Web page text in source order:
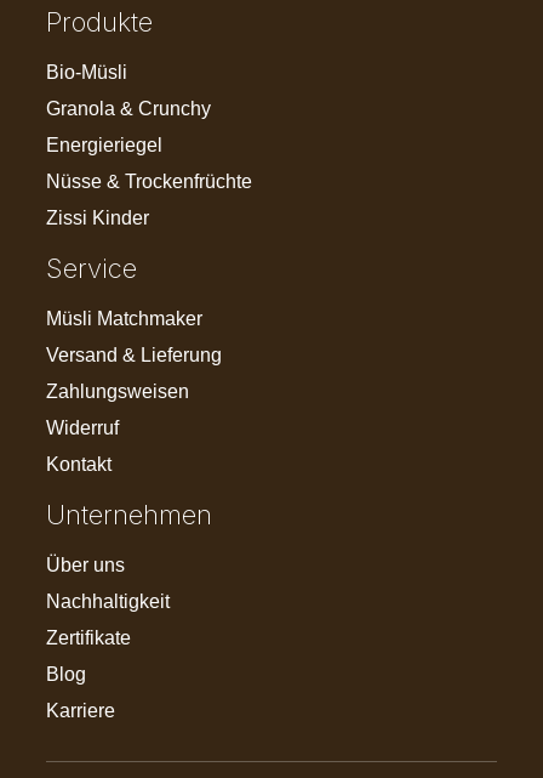
Produkte
Bio-Müsli
Granola & Crunchy
Energieriegel
Nüsse & Trockenfrüchte
Zissi Kinder
Service
Müsli Matchmaker
Versand & Lieferung
Zahlungsweisen
Widerruf
Kontakt
Unternehmen
Über uns
Nachhaltigkeit
Zertifikate
Blog
Karriere